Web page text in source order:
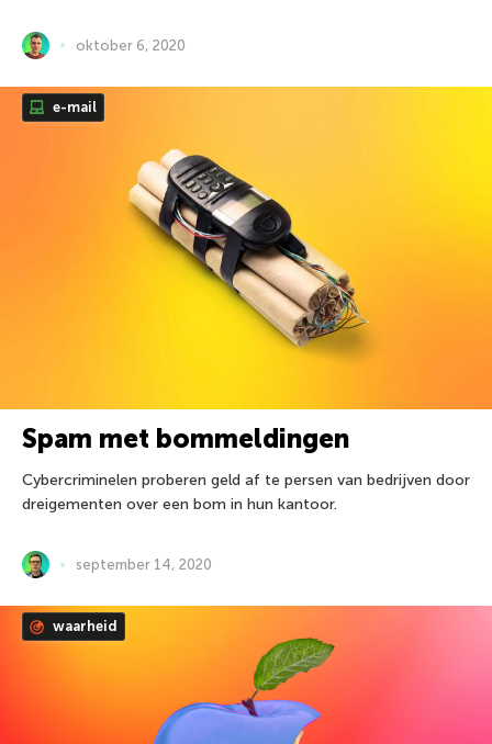
oktober 6, 2020
e-mail
Spam met bommeldingen
Cybercriminelen proberen geld af te persen van bedrijven door
dreigementen over een bom in hun kantoor.
september 14, 2020
waarheid